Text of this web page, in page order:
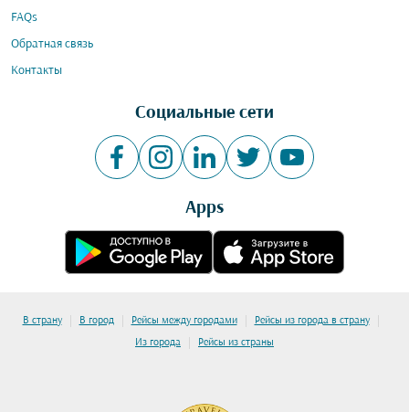
FAQs
Обратная связь
Контакты
Социальные сети
Apps
В страну | В город | Рейсы между городами | Рейсы из города в страну |
Из города | Рейсы из страны